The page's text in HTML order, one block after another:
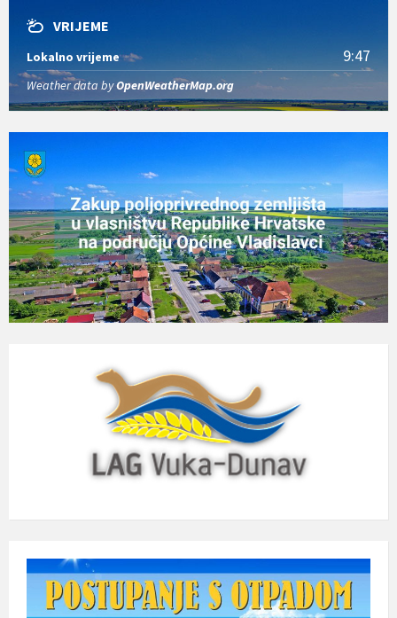
VRIJEME
Lokalno vrijeme 9:47
Weather data byOpenWeatherMap.org